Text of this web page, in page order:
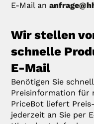
E-Mail an
Wir stellen
schnelle
E-Mail
Benötigen Sie
Preisinformation für
PriceBot liefert
jederzeit an Sie per